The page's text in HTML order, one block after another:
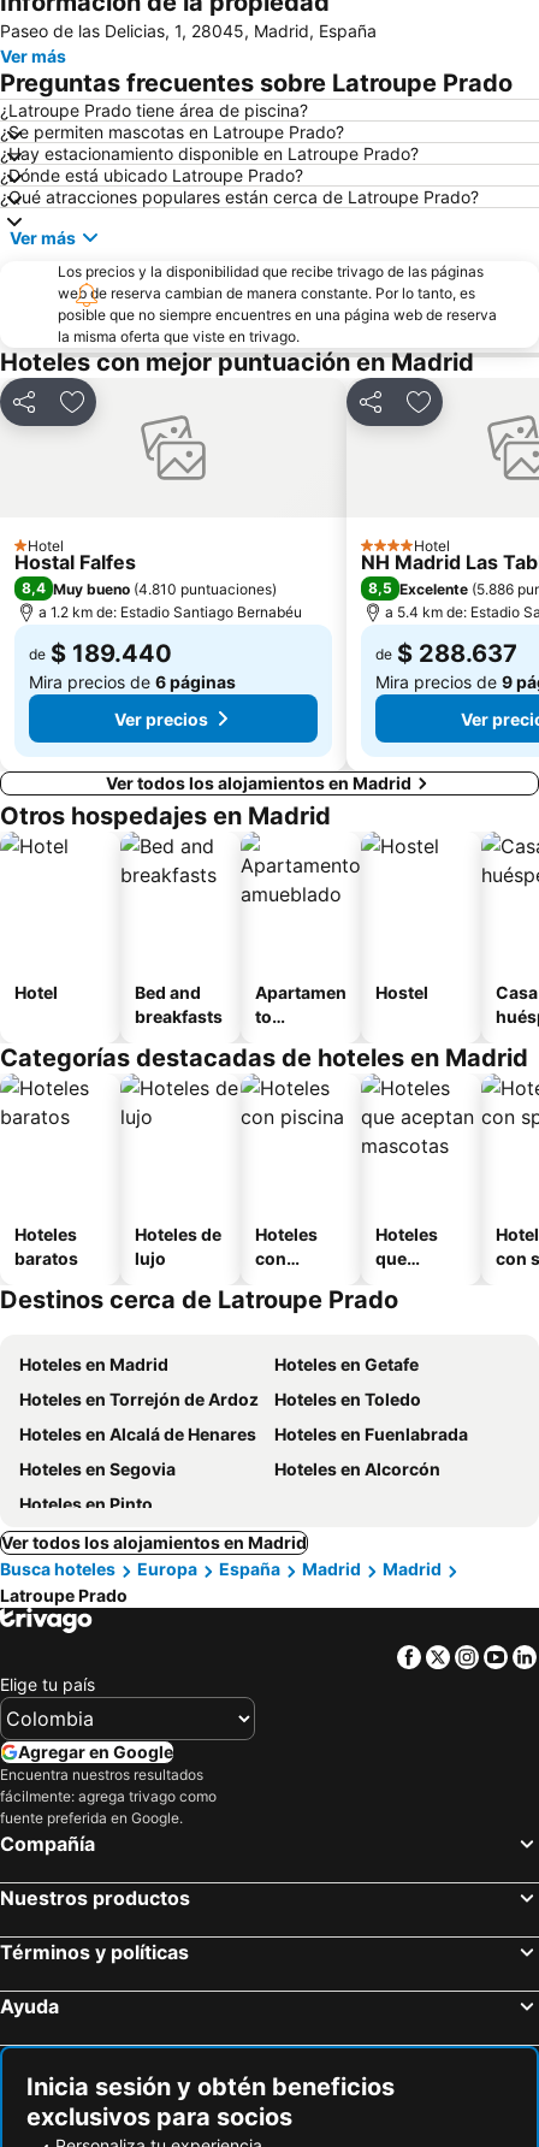
Estadio Santiago Bernabéu
Parque de El Retiro
Estación de Chamartín
San Andrés
Plaza de España
Aeropuerto T4 Metro Station
Calle Serrano
IFEMA
Plaza Mayor
Museo Nacional del Prado
De Chueca
Sol
Malasaña
Aeropuerto T1 T2 T3 Metro Station
Plaza de Cibeles
Retiro
Tetuán
La Latina
Lavapiés
Puerta de Alcalá
Arturo Soria Metro Station
Centro
Puente de Vallecas
Palacio Real
Casco Histórico de Vallecas
Estación de Príncipe Pío
Puerta de Toledo
Calle Alcalá
Paseo de las Delicias, 1, 28045, Madrid, España
Ver más
Preguntas frecuentes sobre Latroupe Prado
¿Latroupe Prado tiene área de piscina?
¿Se permiten mascotas en Latroupe Prado?
¿Hay estacionamiento disponible en Latroupe Prado?
¿Dónde está ubicado Latroupe Prado?
¿Qué atracciones populares están cerca de Latroupe Prado?
Ver más
Los precios y la disponibilidad que recibe trivago de las páginas
web de reserva cambian de manera constante. Por lo tanto, es
posible que no siempre encuentres en una página web de reserva
la misma oferta que viste en trivago.
Hoteles con mejor puntuación en Madrid
CompartirAgregar a favoritos
1 Estrellas
Hotel
Hostal Falfes
8,4 Muy bueno (4.810 puntuaciones)
a 1.2 km de: Estadio Santiago Bernabéu
de $ 189.440
Mira precios de 6 páginas
Ver precios
CompartirAgregar a
4 Estrellas
Hotel
NH Madrid Las
8,5 Excelente (5.886
a 5.4 km de: Estadio
de $ 288.637
Mira precios de 9
Ver
Ver todos los alojamientos en Madrid
Otros hospedajes en Madrid
Hotel
Bed and
breakfasts
Apartamen
to
o
Hostel
Categorías destacadas de hoteles en Madrid
Hoteles
baratos
Hoteles de
lujo
Hoteles
con
Hoteles
que
mascotas
con
Destinos cerca de Latroupe Prado
Hoteles en Madrid
Hoteles en Getafe
Hoteles en Torrejón de Ardoz
Hoteles en Toledo
Hoteles en Alcalá de Henares
Hoteles en Fuenlabrada
Hoteles en Segovia
Hoteles en Alcorcón
Hoteles en Pinto
Ver todos los alojamientos en Madrid
Busca hoteles
Europa España Madrid
Madrid
Latroupe Prado
Facebook
Twitter
Elige tu país
Agregar en Google
Encuentra nuestros resultados
fácilmente: agrega trivago como
fuente preferida en Google.
Compañía
Nuestros productos
Términos y políticas
Ayuda
Inicia sesión y obtén beneficios
exclusivos para socios